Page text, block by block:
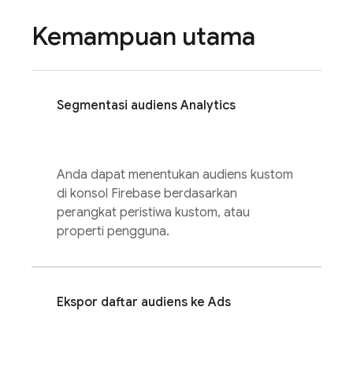
Kemampuan utama
Segmentasi audiens Analytics
Anda dapat menentukan audiens kustom
di konsol Firebase berdasarkan
perangkat peristiwa kustom, atau
properti pengguna.
Ekspor daftar audiens ke Ads